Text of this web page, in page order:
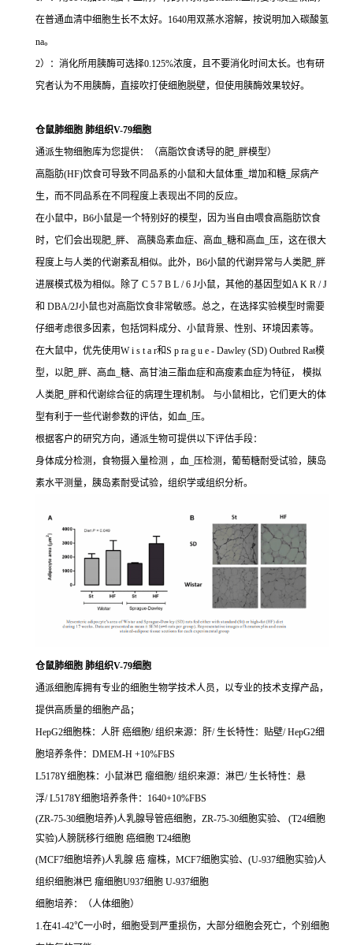
在普通血清中细胞生长不太好。1640用双蒸水溶解，按说明加入碳酸氢
na。
2）：消化所用胰酶可选择0.125%浓度，且不要消化时间太长。也有研
究者认为不用胰酶，直接吹打使细胞脱壁，但使用胰酶效果较好。
仓鼠肺细胞 肺组织V-79细胞
通派生物细胞库为您提供：（高脂饮食诱导的肥_胖模型）
高脂肪(HF)饮食可导致不同品系的小鼠和大鼠体重_增加和糖_尿病产
生，而不同品系在不同程度上表现出不同的反应。
在小鼠中，B6小鼠是一个特别好的模型，因为当自由喂食高脂肪饮食
时，它们会出现肥_胖、 高胰岛素血症、高血_糖和高血_压，这在很大
程度上与人类的代谢紊乱相似。此外，B6小鼠的代谢异常与人类肥_胖
进展模式极为相似。除了 C 5 7 B L / 6 J小鼠，其他的基因型如A K R / J
和 DBA/2J小鼠也对高脂饮食非常敏感。总之，在选择实验模型时需要
仔细考虑很多因素，包括饲料成分、小鼠背景、性别、环境因素等。
在大鼠中，优先使用W i s t a r和S p ra g u e - Dawley (SD) Outbred Rat模
型，以肥_胖、高血_糖、高甘油三酯血症和高瘦素血症为特征， 模拟
人类肥_胖和代谢综合征的病理生理机制。 与小鼠相比，它们更大的体
型有利于一些代谢参数的评估，如血_压。
根据客户的研究方向，通派生物可提供以下评估手段：
身体成分检测，食物摄入量检测 ，血_压检测，葡萄糖耐受试验，胰岛
素水平测量，胰岛素耐受试验，组织学或组织分析。
仓鼠肺细胞 肺组织V-79细胞
通派细胞库拥有专业的细胞生物学技术人员，以专业的技术支撑产品，
提供高质量的细胞产品；
HepG2细胞株：人肝 癌细胞/ 组织来源：肝/ 生长特性：贴壁/ HepG2细
胞培养条件：DMEM-H +10%FBS
L5178Y细胞株：小鼠淋巴 瘤细胞/ 组织来源：淋巴/ 生长特性：悬
浮/ L5178Y细胞培养条件：1640+10%FBS
(ZR-75-30细胞培养)人乳腺导管癌细胞，ZR-75-30细胞实验、 (T24细胞
实验)人膀胱移行细胞 癌细胞 T24细胞
(MCF7细胞培养)人乳腺 癌 瘤株，MCF7细胞实验、(U-937细胞实验)人
组织细胞淋巴 瘤细胞U937细胞 U-937细胞
细胞培养：（人体细胞）
1.在41-42℃一小时，细胞受到严重损伤，大部分细胞会死亡，个别细胞